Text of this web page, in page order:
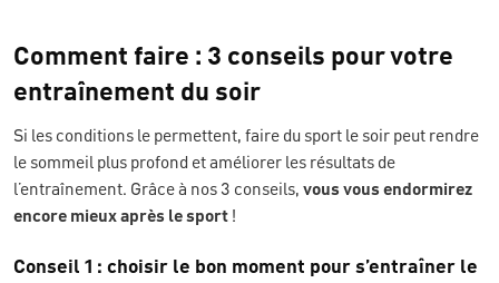
Comment faire : 3 conseils pour votre
entraînement du soir
Si les conditions le permettent, faire du sport le soir peut rendre
le sommeil plus profond et améliorer les résultats de
l’entraînement. Grâce à nos 3 conseils, vous vous endormirez
encore mieux après le sport !
Conseil 1 : choisir le bon moment pour s’entraîner le